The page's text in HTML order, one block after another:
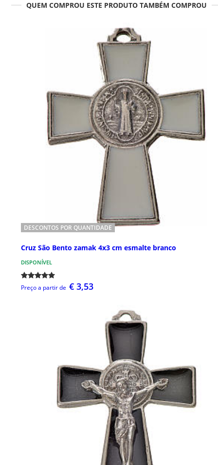
QUEM COMPROU ESTE PRODUTO TAMBÉM COMPROU
DESCONTOS POR QUANTIDADE
Cruz São Bento zamak 4x3 cm esmalte branco
DISPONÍVEL
Preço a partir de € 3,53